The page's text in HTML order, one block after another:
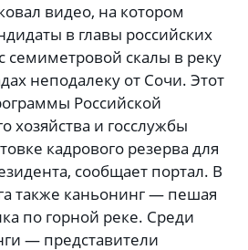
видео, на котором
в главы российских
семиметровой скалы в реку
неподалеку от Сочи. Этот
Российской
хозяйства и госслужбы
кадрового резерва для
сообщает портал. В
также каньонинг — пешая
по горной реке. Среди
— представители